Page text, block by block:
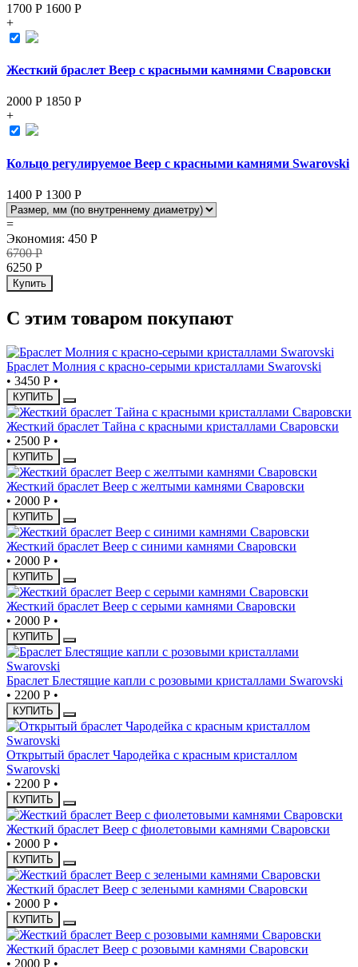
1700 Р 1600 Р
+
Жесткий браслет Веер с красными камнями Сваровски
2000 Р 1850 Р
+
Кольцо регулируемое Веер с красными камнями Swarovski
1400 Р 1300 Р
=
Экономия: 450 Р
6700Р
6250 Р
Купить
С этим товаром покупают
Браслет Молния с красно-серыми кристаллами Swarovski
• 3450 Р •
КУПИТЬ
Жесткий браслет Тайна с красными кристаллами Сваровски
• 2500 Р •
КУПИТЬ
Жесткий браслет Веер с желтыми камнями Сваровски
• 2000 Р •
КУПИТЬ
Жесткий браслет Веер с синими камнями Сваровски
• 2000 Р •
КУПИТЬ
Жесткий браслет Веер с серыми камнями Сваровски
• 2000 Р •
КУПИТЬ
Браслет Блестящие капли с розовыми кристаллами Swarovski
• 2200 Р •
КУПИТЬ
Открытый браслет Чародейка с красным кристаллом
Swarovski
• 2200 Р •
КУПИТЬ
Жесткий браслет Веер с фиолетовыми камнями Сваровски
• 2000 Р •
КУПИТЬ
Жесткий браслет Веер с зелеными камнями Сваровски
• 2000 Р •
КУПИТЬ
Жесткий браслет Веер с розовыми камнями Сваровски
• 2000 Р •